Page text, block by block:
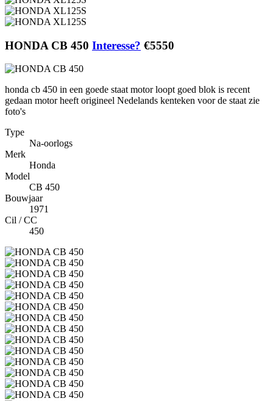
HONDA CB 450 Interesse? €5550
honda cb 450 in een goede staat motor loopt goed blok is recent
gedaan motor heeft origineel Nedelands kenteken voor de staat zie
foto's
Type
Na-oorlogs
Merk
Honda
Model
CB 450
Bouwjaar
1971
Cil / CC
450